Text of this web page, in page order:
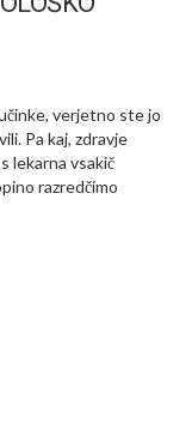
verjetno ste jo
Pa kaj, zdravje
lekarna vsakič
razredčimo